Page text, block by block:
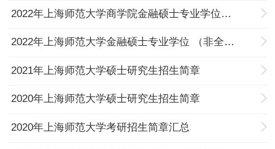
2022年上海师范大学商学院金融硕士专业学位（全日制）招生简章
2022年上海师范大学金融硕士专业学位 （非全日制）招生简章
2021年上海师范大学硕士研究生招生简章
2020年上海师范大学硕士研究生招生简章
2020年上海师范大学考研招生简章汇总